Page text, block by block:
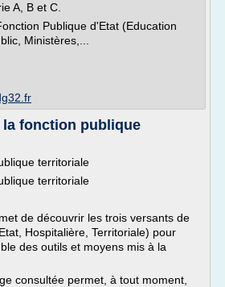
A, B et C.
Publique d'Etat (Education
Ministères,...
la fonction publique
territoriale
territoriale
de découvrir les trois versants de
Hospitalière, Territoriale) pour
des outils et moyens mis à la
consultée permet, à tout moment,